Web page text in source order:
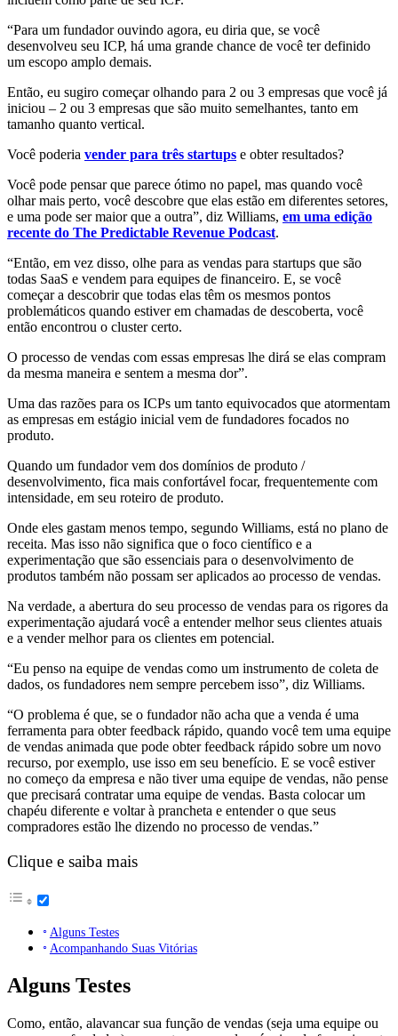
“Para um fundador ouvindo agora, eu diria que, se você
desenvolveu seu ICP, há uma grande chance de você ter definido
um escopo amplo demais.
Então, eu sugiro começar olhando para 2 ou 3 empresas que você já
iniciou – 2 ou 3 empresas que são muito semelhantes, tanto em
tamanho quanto vertical.
Você poderia vender para três startups e obter resultados?
Você pode pensar que parece ótimo no papel, mas quando você
olhar mais perto, você descobre que elas estão em diferentes setores,
e uma pode ser maior que a outra”, diz Williams, em uma edição
recente do The Predictable Revenue Podcast.
“Então, em vez disso, olhe para as vendas para startups que são
todas SaaS e vendem para equipes de financeiro. E, se você
começar a descobrir que todas elas têm os mesmos pontos
problemáticos quando estiver em chamadas de descoberta, você
então encontrou o cluster certo.
O processo de vendas com essas empresas lhe dirá se elas compram
da mesma maneira e sentem a mesma dor”.
Uma das razões para os ICPs um tanto equivocados que atormentam
as empresas em estágio inicial vem de fundadores focados no
produto.
Quando um fundador vem dos domínios de produto /
desenvolvimento, fica mais confortável focar, frequentemente com
intensidade, em seu roteiro de produto.
Onde eles gastam menos tempo, segundo Williams, está no plano de
receita. Mas isso não significa que o foco científico e a
experimentação que são essenciais para o desenvolvimento de
produtos também não possam ser aplicados ao processo de vendas.
Na verdade, a abertura do seu processo de vendas para os rigores da
experimentação ajudará você a entender melhor seus clientes atuais
e a vender melhor para os clientes em potencial.
“Eu penso na equipe de vendas como um instrumento de coleta de
dados, os fundadores nem sempre percebem isso”, diz Williams.
“O problema é que, se o fundador não acha que a venda é uma
ferramenta para obter feedback rápido, quando você tem uma equipe
de vendas animada que pode obter feedback rápido sobre um novo
recurso, por exemplo, use isso em seu benefício. E se você estiver
no começo da empresa e não tiver uma equipe de vendas, não pense
que precisará contratar uma equipe de vendas. Basta colocar um
chapéu diferente e voltar à prancheta e entender o que seus
compradores estão lhe dizendo no processo de vendas.”
Clique e saiba mais
Alguns Testes
Acompanhando Suas Vitórias
Alguns Testes
Como, então, alavancar sua função de vendas (seja uma equipe ou